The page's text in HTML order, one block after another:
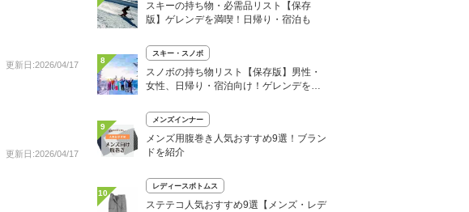
更新日:2026/04/17
更新日:2026/04/17
スキーの持ち物・必需品リスト【保存
版】ゲレンデを満喫！日帰り・宿泊も
8
スキー・スノボ
スノボの持ち物リスト【保存版】男性・
女性、日帰り・宿泊向け！ゲレンデを満
9
メンズインナー
メンズ用腹巻き人気おすすめ9選！ブラン
ドを紹介
10
レディースボトムス
ステテコ人気おすすめ9選【メンズ・レデ